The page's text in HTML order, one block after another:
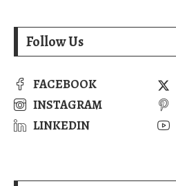
Follow Us
FACEBOOK
INSTAGRAM
LINKEDIN